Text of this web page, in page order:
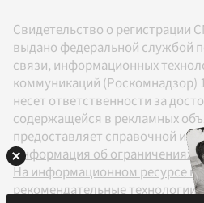
Свидетельство о регистрации
выдано федеральной службой
связи, информационных
коммуникаций (Роскомнадзор)
несет ответственности за
содержащейся в рекламных
предоставляет справочной
Информация об ограничениях
На информационном ресурсе
рекомендательные технологии